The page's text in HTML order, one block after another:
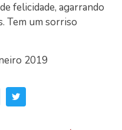
felicidade, agarrando
Tem um sorriso
2019